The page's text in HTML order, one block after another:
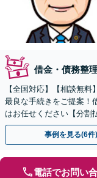
借金・債務整
【全国対応】【相談無
最良な手続きをご提案！
はお任せください【分割
事例を見る(6件)
電話でお問い